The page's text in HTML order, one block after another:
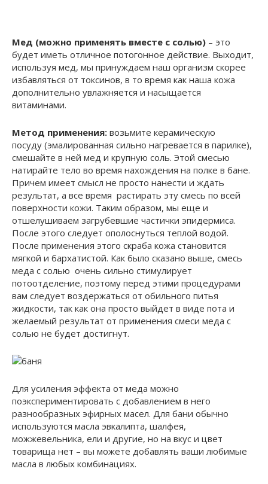
Мед (можно применять вместе с солью) – это
будет иметь отличное потогонное действие. Выходит,
используя мед, мы принуждаем наш организм скорее
избавляться от токсинов, в то время как наша кожа
дополнительно увлажняется и насыщается
витаминами.
Метод применения: возьмите керамическую
посуду (эмалированная сильно нагревается в парилке),
смешайте в ней мед и крупную соль. Этой смесью
натирайте тело во время нахождения на полке в бане.
Причем имеет смысл не просто нанести и ждать
результат, а все время растирать эту смесь по всей
поверхности кожи. Таким образом, мы еще и
отшелушиваем загрубевшие частички эпидермиса.
После этого следует ополоснуться теплой водой.
После применения этого скраба кожа становится
мягкой и бархатистой. Как было сказано выше, смесь
меда с солью очень сильно стимулирует
потоотделение, поэтому перед этими процедурами
вам следует воздержаться от обильного питья
жидкости, так как она просто выйдет в виде пота и
желаемый результат от применения смеси меда с
солью не будет достигнут.
Для усиления эффекта от меда можно
поэкспериментировать с добавлением в него
разнообразных эфирных масел. Для бани обычно
используются масла эвкалипта, шалфея,
можжевельника, ели и другие, но на вкус и цвет
товарища нет – вы можете добавлять ваши любимые
масла в любых комбинациях.